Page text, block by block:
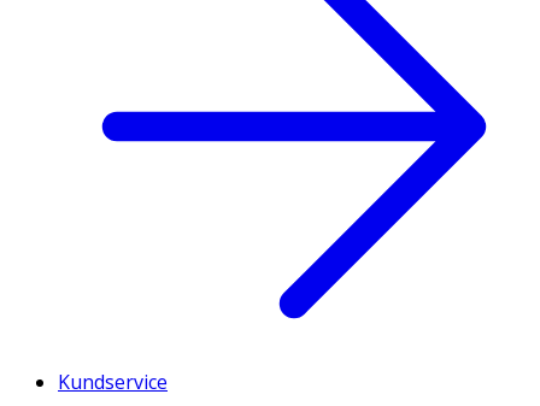
Kundservice